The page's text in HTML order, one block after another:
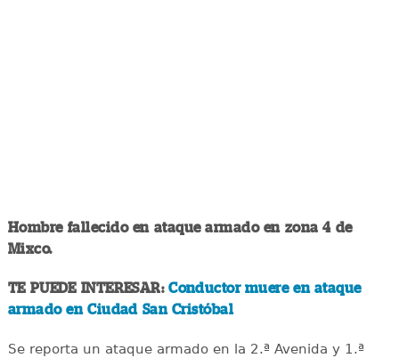
Hombre fallecido en ataque armado en zona 4 de
Mixco.
TE PUEDE INTERESAR:Conductor muere en ataque
armado en Ciudad San Cristóbal
Se reporta un ataque armado en la 2.ª Avenida y 1.ª